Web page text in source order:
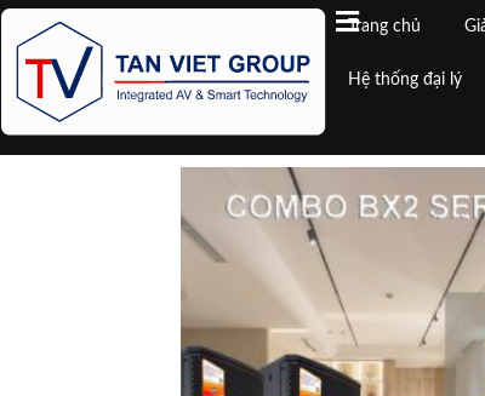
Trang chủ
Hệ thống đại lý